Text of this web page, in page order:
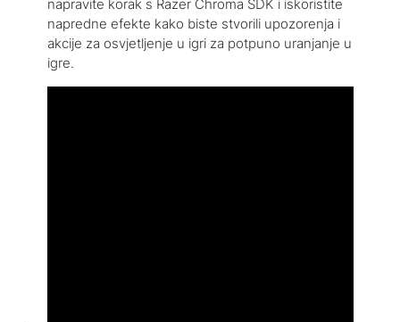
napravite korak s Razer Chroma SDK i iskoristite
napredne efekte kako biste stvorili upozorenja i
akcije za osvjetljenje u igri za potpuno uranjanje u
igre.